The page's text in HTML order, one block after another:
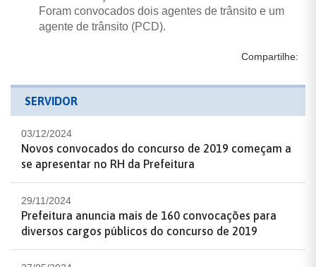
Foram convocados dois agentes de trânsito e um
agente de trânsito (PCD).
Compartilhe:
SERVIDOR
03/12/2024
Novos convocados do concurso de 2019 começam a
se apresentar no RH da Prefeitura
29/11/2024
Prefeitura anuncia mais de 160 convocações para
diversos cargos públicos do concurso de 2019